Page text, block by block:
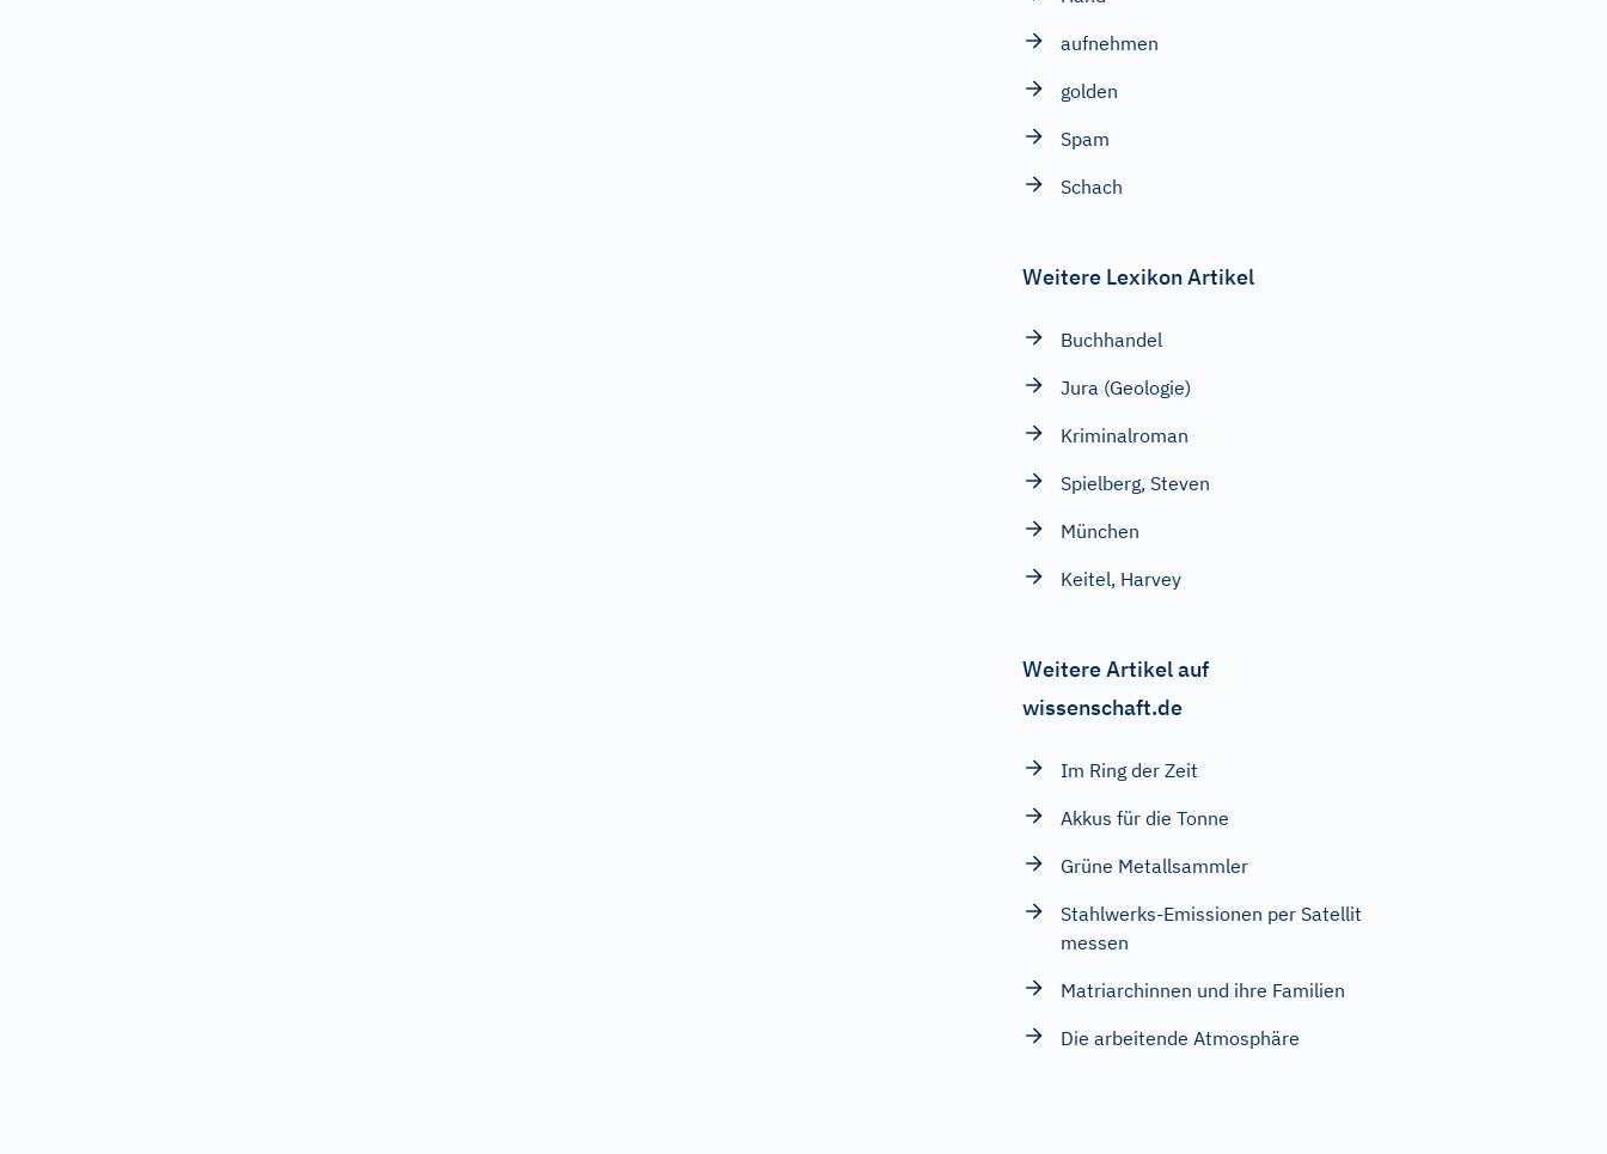
aufnehmen
golden
Spam
Schach
Weitere Lexikon Artikel
Buchhandel
Jura (Geologie)
Kriminalroman
Spielberg, Steven
München
Keitel, Harvey
Weitere Artikel auf
wissenschaft.de
Im Ring der Zeit
Akkus für die Tonne
Grüne Metallsammler
Stahlwerks-Emissionen per Satellit
messen
Matriarchinnen und ihre Familien
Die arbeitende Atmosphäre